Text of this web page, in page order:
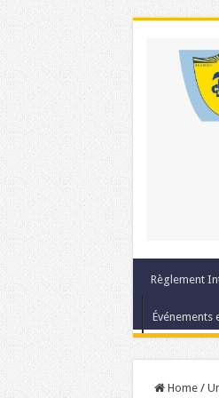
Règlement
Événements
Home /